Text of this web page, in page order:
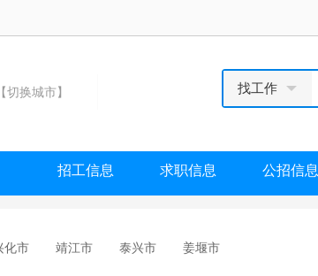
换城市】 找工作
招工信息 求职信息 公招信息
化市 靖江市 泰兴市 姜堰市